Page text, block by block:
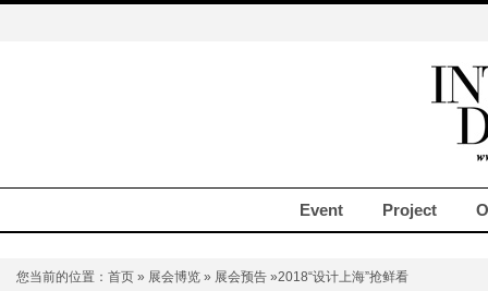
Event Project
您当前的位置： 首页 » 展会博览 » 展会预告 »2018“设计上海”抢鲜看